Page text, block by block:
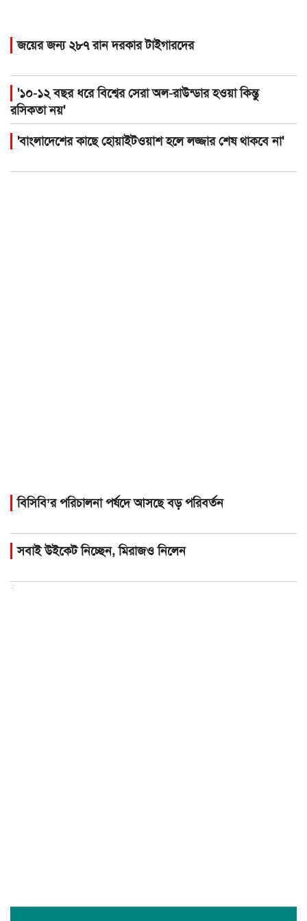
জয়ের জন্য ২৮৭ রান দরকার টাইগারদের
'১০-১২ বছর ধরে বিশ্বের সেরা অল-রাউন্ডার হওয়া কিন্তু
রসিকতা নয়'
'বাংলাদেশের কাছে হোয়াইটওয়াশ হলে লজ্জার শেষ থাকবে না'
বিসিবি’র পরিচালনা পর্ষদে আসছে বড় পরিবর্তন
সবাই উইকেট নিচ্ছেন, মিরাজও নিলেন
::